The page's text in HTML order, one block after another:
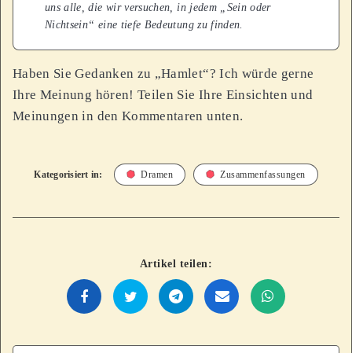
uns alle, die wir versuchen, in jedem „Sein oder
Nichtsein“ eine tiefe Bedeutung zu finden.
Haben Sie Gedanken zu „Hamlet“? Ich würde gerne
Ihre Meinung hören! Teilen Sie Ihre Einsichten und
Meinungen in den Kommentaren unten.
Kategorisiert in: Dramen Zusammenfassungen
Artikel teilen: